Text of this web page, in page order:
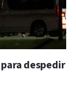
despedir